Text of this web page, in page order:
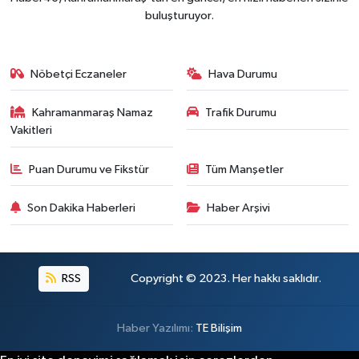
Kahramanmaraş'ta Gazneliler Caddesi Yeni
buluşturuyor.
Nöbetçi Eczaneler Hava Durumu
Kahramanmaraş Namaz
Vakitleri
Trafik Durumu
Puan Durumu ve Fikstür Tüm Manşetler
Son Dakika Haberleri Haber Arşivi
RSS Copyright © 2023. Her hakkı saklıdır.
Haber Yazılımı: TE Bilişim